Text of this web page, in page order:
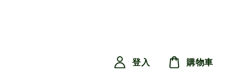
登入 購物車